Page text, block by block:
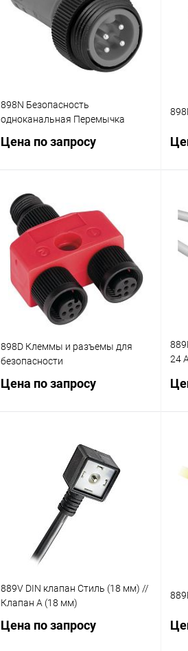
В избранное
Наличие
уточняйте
898N Безопасность
одноканальная Перемычка
Цена по запросу
Купить в 1 клик Сравнение
В избранное
Наличие
уточняйте
898D Клеммы и разъемы для
безопасности
Цена по запросу
Купить в 1 клик Сравнение
В избранное
Наличие
24
889V DIN клапан Стиль (18 мм) //
Клапан А (18 мм)
Цена по запросу